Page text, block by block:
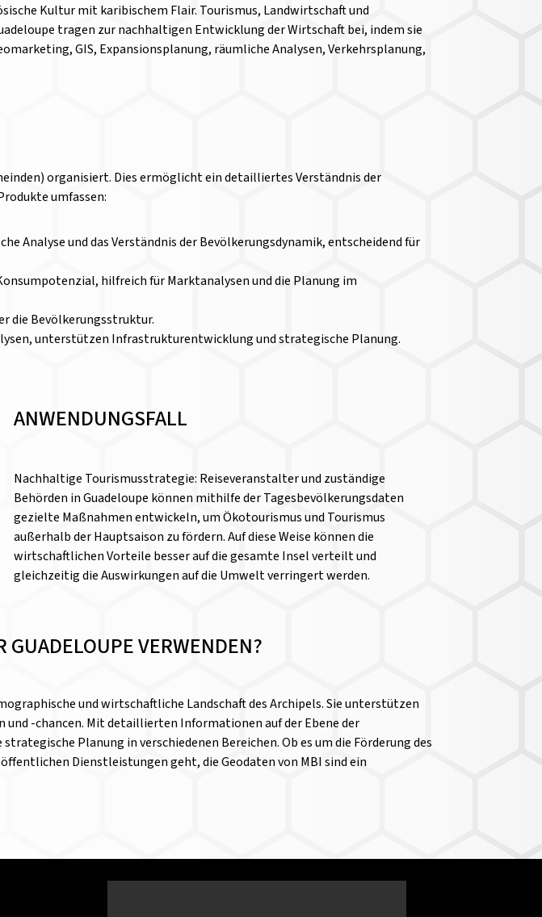
Kultur mit karibischem Flair. Tourismus, Landwirtschaft und
tragen zur nachhaltigen Entwicklung der Wirtschaft bei, indem sie
GIS, Expansionsplanung, räumliche Analysen, Verkehrsplanung,
organisiert. Dies ermöglicht ein detailliertes Verständnis der
umfassen:
Analyse und das Verständnis der Bevölkerungsdynamik, entscheidend für
hilfreich für Marktanalysen und die Planung im
die Bevölkerungsstruktur.
unterstützen Infrastrukturentwicklung und strategische Planung.
ANWENDUNGSFALL
Nachhaltige Tourismusstrategie: Reiseveranstalter und zuständige
Behörden in Guadeloupe können mithilfe der Tagesbevölkerungsdaten
gezielte Maßnahmen entwickeln, um Ökotourismus und Tourismus
außerhalb der Hauptsaison zu fördern. Auf diese Weise können die
wirtschaftlichen Vorteile besser auf die gesamte Insel verteilt und
gleichzeitig die Auswirkungen auf die Umwelt verringert werden.
GUADELOUPE VERWENDEN?
und wirtschaftliche Landschaft des Archipels. Sie unterstützen
-chancen. Mit detaillierten Informationen auf der Ebene der
Planung in verschiedenen Bereichen. Ob es um die Förderung des
Dienstleistungen geht, die Geodaten von MBI sind ein